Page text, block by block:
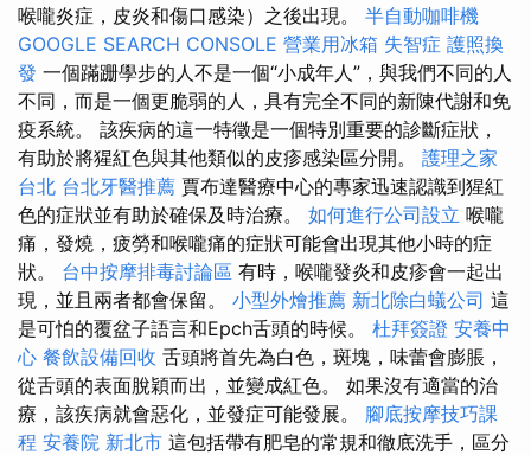
喉嚨炎症，皮炎和傷口感染）之後出現。 半自動咖啡機
GOOGLE SEARCH CONSOLE 營業用冰箱 失智症 護照換
發 一個蹣跚學步的人不是一個“小成年人”，與我們不同的人
不同，而是一個更脆弱的人，具有完全不同的新陳代謝和免
疫系統。 該疾病的這一特徵是一個特別重要的診斷症狀，
有助於將猩紅色與其他類似的皮疹感染區分開。 護理之家
台北 台北牙醫推薦 賈布達醫療中心的專家迅速認識到猩紅
色的症狀並有助於確保及時治療。 如何進行公司設立 喉嚨
痛，發燒，疲勞和喉嚨痛的症狀可能會出現其他小時的症
狀。 台中按摩排毒討論區 有時，喉嚨發炎和皮疹會一起出
現，並且兩者都會保留。 小型外燴推薦 新北除白蟻公司 這
是可怕的覆盆子語言和Epch舌頭的時候。 杜拜簽證 安養中
心 餐飲設備回收 舌頭將首先為白色，斑塊，味蕾會膨脹，
從舌頭的表面脫穎而出，並變成紅色。 如果沒有適當的治
療，該疾病就會惡化，並發症可能發展。 腳底按摩技巧課
程 安養院 新北市 這包括帶有肥皂的常規和徹底洗手，區分